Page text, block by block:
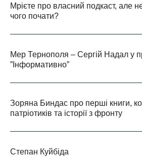
Мрієте про власний подкаст, але
чого почати?
Мер Тернополя – Сергій Надал у
”Інформативно”
Зоряна Биндас про перші книги,
патріотиків та історії з фронту
Степан Куйбіда